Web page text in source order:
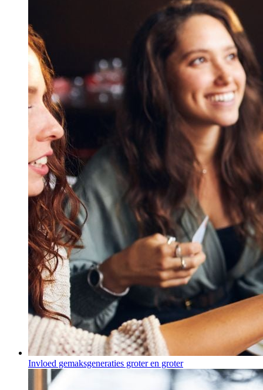
Invloed gemaksgeneraties groter en groter